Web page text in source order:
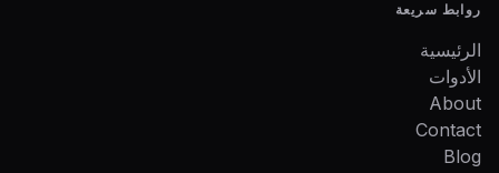
روابط سريعة
الرئيسية
الأدوات
About
Contact
Blog